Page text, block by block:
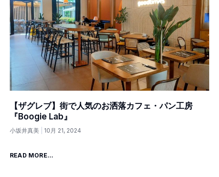
【ザグレブ】街で人気のお洒落カフェ・パン工房
『Boogie Lab』
小坂井真美 10月 21, 2024
READ MORE...